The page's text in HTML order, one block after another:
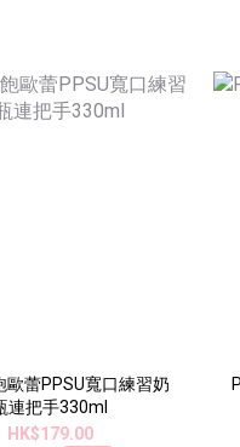
歐蕾PPSU寬口練習奶
連把手330ml
HK$179.00